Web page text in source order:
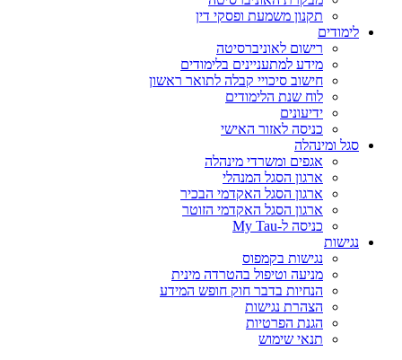
תקנון משמעת ופסקי דין
לימודים
רישום לאוניברסיטה
מידע למתעניינים בלימודים
חישוב סיכויי קבלה לתואר ראשון
לוח שנת הלימודים
ידיעונים
כניסה לאזור האישי
סגל ומינהלה
אגפים ומשרדי מינהלה
ארגון הסגל המנהלי
ארגון הסגל האקדמי הבכיר
ארגון הסגל האקדמי הזוטר
כניסה ל-My Tau
נגישות
נגישות בקמפוס
מניעה וטיפול בהטרדה מינית
הנחיות בדבר חוק חופש המידע
הצהרת נגישות
הגנת הפרטיות
תנאי שימוש